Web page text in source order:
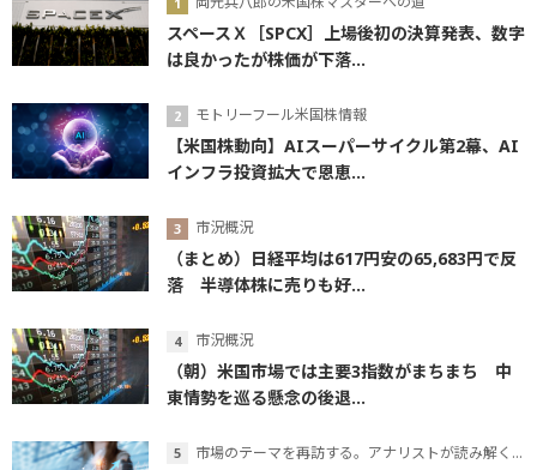
スペースＸ［SPCX］上場後初の決算発表、数字
は良かったが株価が下落...
モトリーフール米国株情報
【米国株動向】AIスーパーサイクル第2幕、AI
インフラ投資拡大で恩恵...
市況概況
（まとめ）日経平均は617円安の65,683円で反
落 半導体株に売りも好...
市況概況
（朝）米国市場では主要3指数がまちまち 中
東情勢を巡る懸念の後退...
市場のテーマを再訪する。アナリストが読み解くテーマの本質